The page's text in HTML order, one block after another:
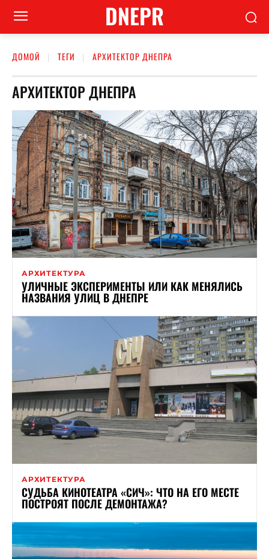
DNEPR
ДОМОЙ ТЕГИ АРХИТЕКТОР ДНЕПРА
АРХИТЕКТОР ДНЕПРА
АРХИТЕКТУРА
УЛИЧНЫЕ ЭКСПЕРИМЕНТЫ ИЛИ КАК МЕНЯЛИСЬ
НАЗВАНИЯ УЛИЦ В ДНЕПРЕ
АРХИТЕКТУРА
СУДЬБА КИНОТЕАТРА «СИЧ»: ЧТО НА ЕГО МЕСТЕ
ПОСТРОЯТ ПОСЛЕ ДЕМОНТАЖА?